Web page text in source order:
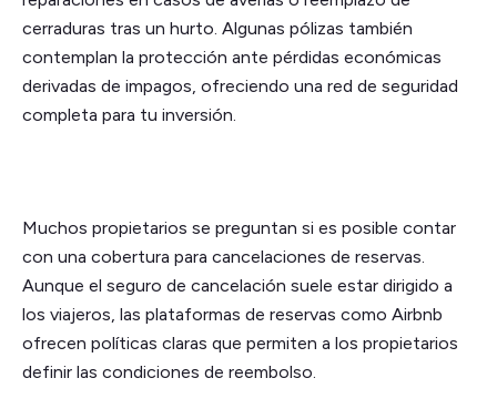
cerraduras tras un hurto. Algunas pólizas también
contemplan la protección ante pérdidas económicas
derivadas de impagos, ofreciendo una red de seguridad
completa para tu inversión.
Muchos propietarios se preguntan si es posible contar
con una cobertura para cancelaciones de reservas.
Aunque el seguro de cancelación suele estar dirigido a
los viajeros, las plataformas de reservas como Airbnb
ofrecen políticas claras que permiten a los propietarios
definir las condiciones de reembolso.